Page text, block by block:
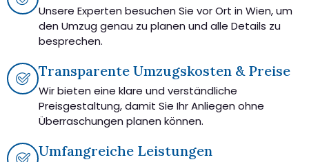
Unsere Experten besuchen Sie vor Ort in Wien, um
den Umzug genau zu planen und alle Details zu
besprechen.
Transparente Umzugskosten & Preise
Wir bieten eine klare und verständliche
Preisgestaltung, damit Sie Ihr Anliegen ohne
Überraschungen planen können.
Umfangreiche Leistungen